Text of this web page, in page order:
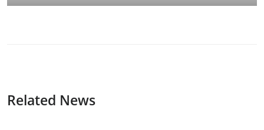
Related News